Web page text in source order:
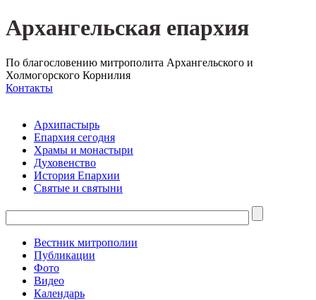
Архангельская епархия
По благословению митрополита Архангельского и
Холмогорского Корнилия
Контакты
Архипастырь
Епархия сегодня
Храмы и монастыри
Духовенство
История Епархии
Святые и святыни
Вестник митрополии
Публикации
Фото
Видео
Календарь